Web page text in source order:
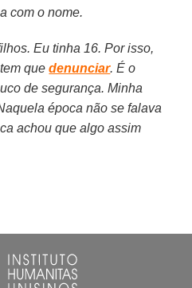
com o nome.
Eu tinha 16. Por isso,
quedenunciar. É o
de segurança. Minha
época não se falava
achou que algo assim